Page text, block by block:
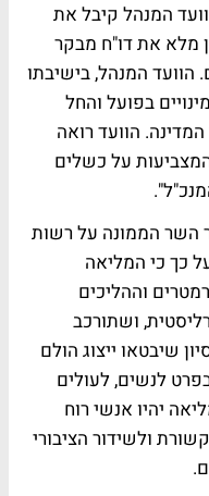
המנהל קיבל את
מלא את דו"ח מבקר
הוועד המנהל, בישיבתו
בפועל והחל
הוועד רואה
על כשלים
השר הממונה על רשות
כך כי המליאה
וההליכים
ושתורכב
שיבטאו ייצוג הולם
לנשים, לעולים
יהיו אנשי רוח
ולשידור הציבורי